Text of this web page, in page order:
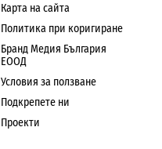
Карта на сайта
Политика при коригиране
Бранд Медия България
ЕООД
Условия за ползване
Подкрепете ни
Проекти